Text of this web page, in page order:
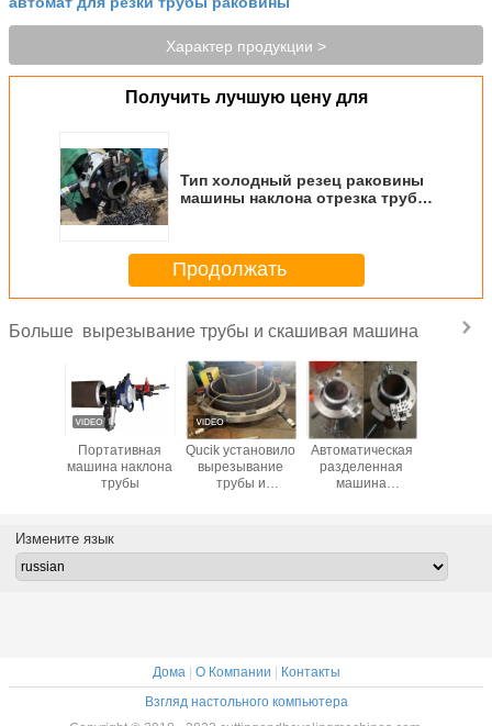
Характер продукции >
Получить лучшую цену для
Тип холодный резец раковины
машины наклона отрезка трубы
Продолжать
Больше вырезывание трубы и скашивая машина
Портативная
машина наклона
трубы
Qucik установило
вырезывание
трубы и
Автоматическая
разделенная
машина
Измените язык
Дома| О Компании | Контакты
Взгляд настольного компьютера